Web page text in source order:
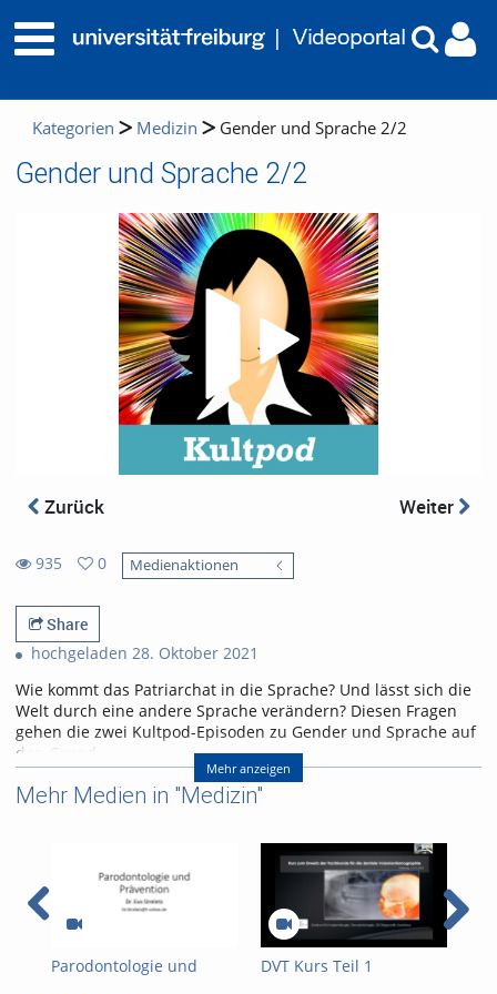
Kategorien Medizin Gender und Sprache 2/2
Gender und Sprache 2/2
Zurück Weiter
935
views
0
favorites
Medienaktionen
Share
hochgeladen 28. Oktober 2021
Wie kommt das Patriarchat in die Sprache? Und lässt sich die
Welt durch eine andere Sprache verändern? Diesen Fragen
gehen die zwei Kultpod-Episoden zu Gender und Sprache auf
den Grund.
Teil 2: Zwischen Statik und Transformation
Jingle und technische Bearbeitung: Mostafa Daoud
Institut für Kulturanthropologie und Europäische Ethnologie
Freiburg
https://pixabay.com/illustrations/executive-businesswoman-
Mehr anzeigen
Mehr Medien in "Medizin"
Parodontologie und
DVT Kurs Teil 1